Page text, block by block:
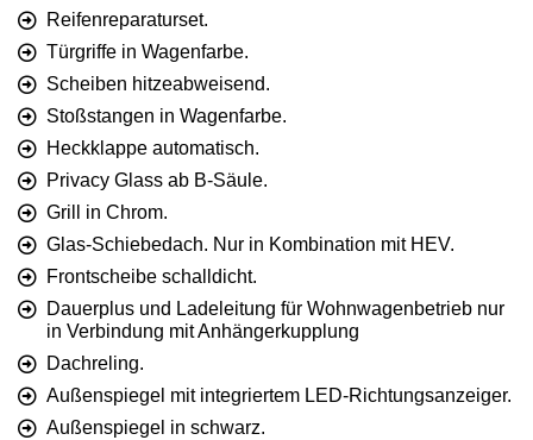
Reifenreparaturset.
Türgriffe in Wagenfarbe.
Scheiben hitzeabweisend.
Stoßstangen in Wagenfarbe.
Heckklappe automatisch.
Privacy Glass ab B-Säule.
Grill in Chrom.
Glas-Schiebedach. Nur in Kombination mit HEV.
Frontscheibe schalldicht.
Dauerplus und Ladeleitung für Wohnwagenbetrieb nur
in Verbindung mit Anhängerkupplung
Dachreling.
Außenspiegel mit integriertem LED-Richtungsanzeiger.
Außenspiegel in schwarz.